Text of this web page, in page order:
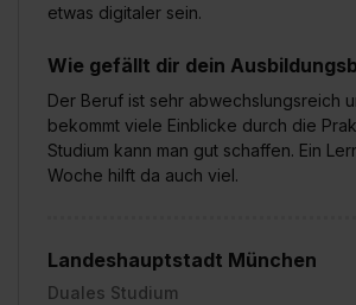
etwas digitaler sein.
Wie gefällt dir dein
Der Beruf ist sehr abwechslungsreich
bekommt viele Einblicke durch die
Studium kann man gut schaffen. Ein
Woche hilft da auch viel.
Landeshauptstadt München
Duales Studium